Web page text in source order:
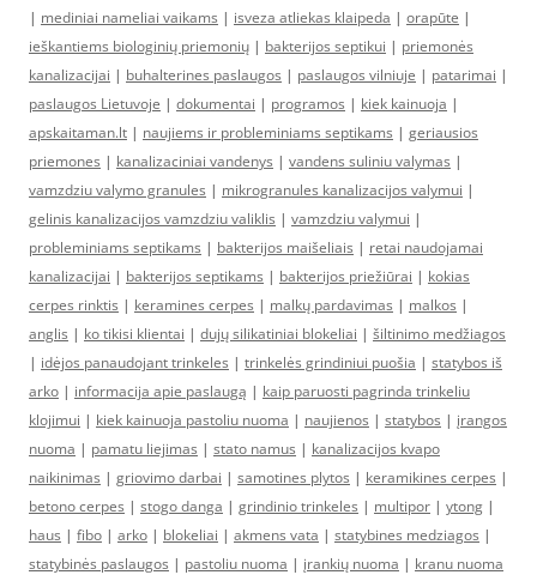
| mediniai nameliai vaikams | isveza atliekas klaipeda | orapūte |
ieškantiems biologinių priemonių | bakterijos septikui | priemonės
kanalizacijai | buhalterines paslaugos | paslaugos vilniuje | patarimai |
paslaugos Lietuvoje | dokumentai | programos | kiek kainuoja |
apskaitaman.lt | naujiems ir probleminiams septikams | geriausios
priemones | kanalizaciniai vandenys | vandens suliniu valymas |
vamzdziu valymo granules | mikrogranules kanalizacijos valymui |
gelinis kanalizacijos vamzdziu valiklis | vamzdziu valymui |
probleminiams septikams | bakterijos maišeliais | retai naudojamai
kanalizacijai | bakterijos septikams | bakterijos priežiūrai | kokias
cerpes rinktis | keramines cerpes | malkų pardavimas | malkos |
anglis | ko tikisi klientai | dujų silikatiniai blokeliai | šiltinimo medžiagos
| idėjos panaudojant trinkeles | trinkelės grindiniui puošia | statybos iš
arko | informacija apie paslaugą | kaip paruosti pagrinda trinkeliu
klojimui | kiek kainuoja pastoliu nuoma | naujienos | statybos | įrangos
nuoma | pamatu liejimas | stato namus | kanalizacijos kvapo
naikinimas | griovimo darbai | samotines plytos | keramikines cerpes |
betono cerpes | stogo danga | grindinio trinkeles | multipor | ytong |
haus | fibo | arko | blokeliai | akmens vata | statybines medziagos |
statybinės paslaugos | pastoliu nuoma | įrankių nuoma | kranu nuoma